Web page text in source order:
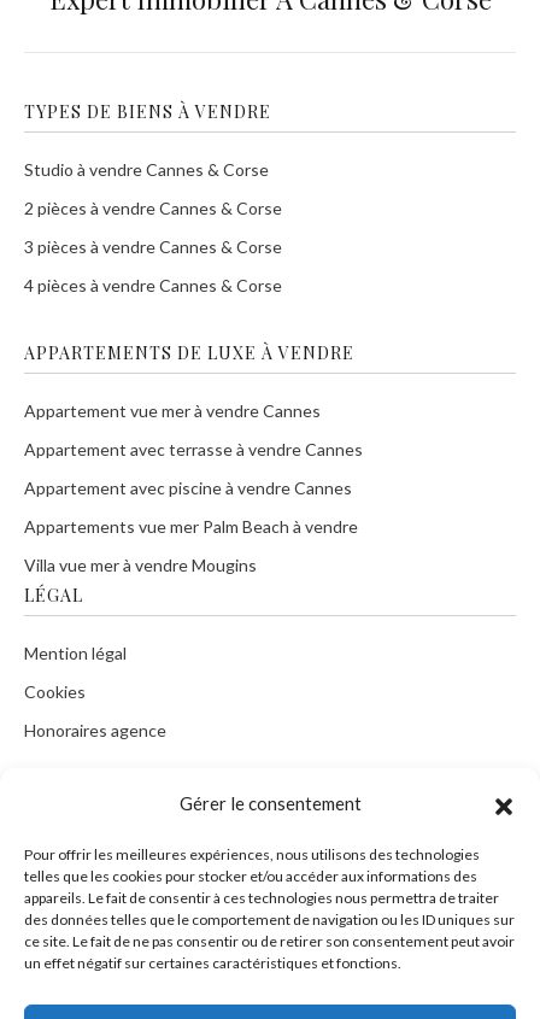
Gérer le consentement
Pour offrir les meilleures expériences, nous utilisons des technologies
telles que les cookies pour stocker et/ou accéder aux informations des
appareils. Le fait de consentir à ces technologies nous permettra de traiter
des données telles que le comportement de navigation ou les ID uniques sur
ce site. Le fait de ne pas consentir ou de retirer son consentement peut avoir
un effet négatif sur certaines caractéristiques et fonctions.
TYPES DE BIENS À VENDRE
Studio à vendre Cannes & Corse
2 pièces à vendre Cannes & Corse
3 pièces à vendre Cannes & Corse
4 pièces à vendre Cannes & Corse
APPARTEMENTS DE LUXE À VENDRE
Appartement vue mer à vendre Cannes
Appartement avec terrasse à vendre Cannes
Appartement avec piscine à vendre Cannes
Appartements vue mer Palm Beach à vendre
Villa vue mer à vendre Mougins
LÉGAL
Mention légal
Cookies
Honoraires agence
Tel :+33 9 73552756
Mob : +33 676381325
Mail :info@plusdimmo.com
WhatsApp :+33 676381325